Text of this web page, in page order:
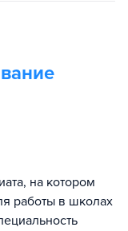
на котором
работы в школах